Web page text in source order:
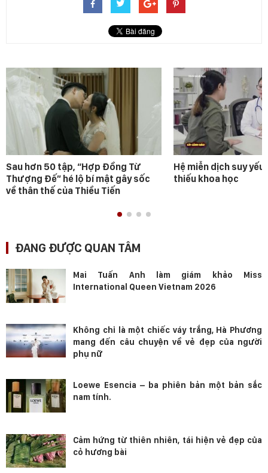
Sau hơn 50 tập, “Hợp Đồng Từ
Thượng Đế” hé lộ bí mật gây sốc
về thân thế của Thiều Tiến
Hệ miễn dịch suy
thiếu khoa học
ĐANG ĐƯỢC QUAN TÂM
Mai Tuấn Anh làm giám khảo Miss
International Queen Vietnam 2026
Không chỉ là một chiếc váy trắng, Hà Phương
mang đến câu chuyện về vẻ đẹp của người
phụ nữ
Loewe Esencia – ba phiên bản một bản sắc
nam tính.
Cảm hứng từ thiên nhiên, tái hiện vẻ đẹp của
cỏ hương bài